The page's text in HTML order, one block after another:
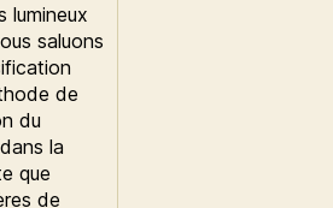
lumineux
saluons
de
du
la
que
de